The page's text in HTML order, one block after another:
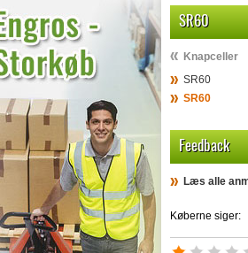
SR60
Knapceller
SR60
SR60
Feedback
Læs alle
Køberne siger: